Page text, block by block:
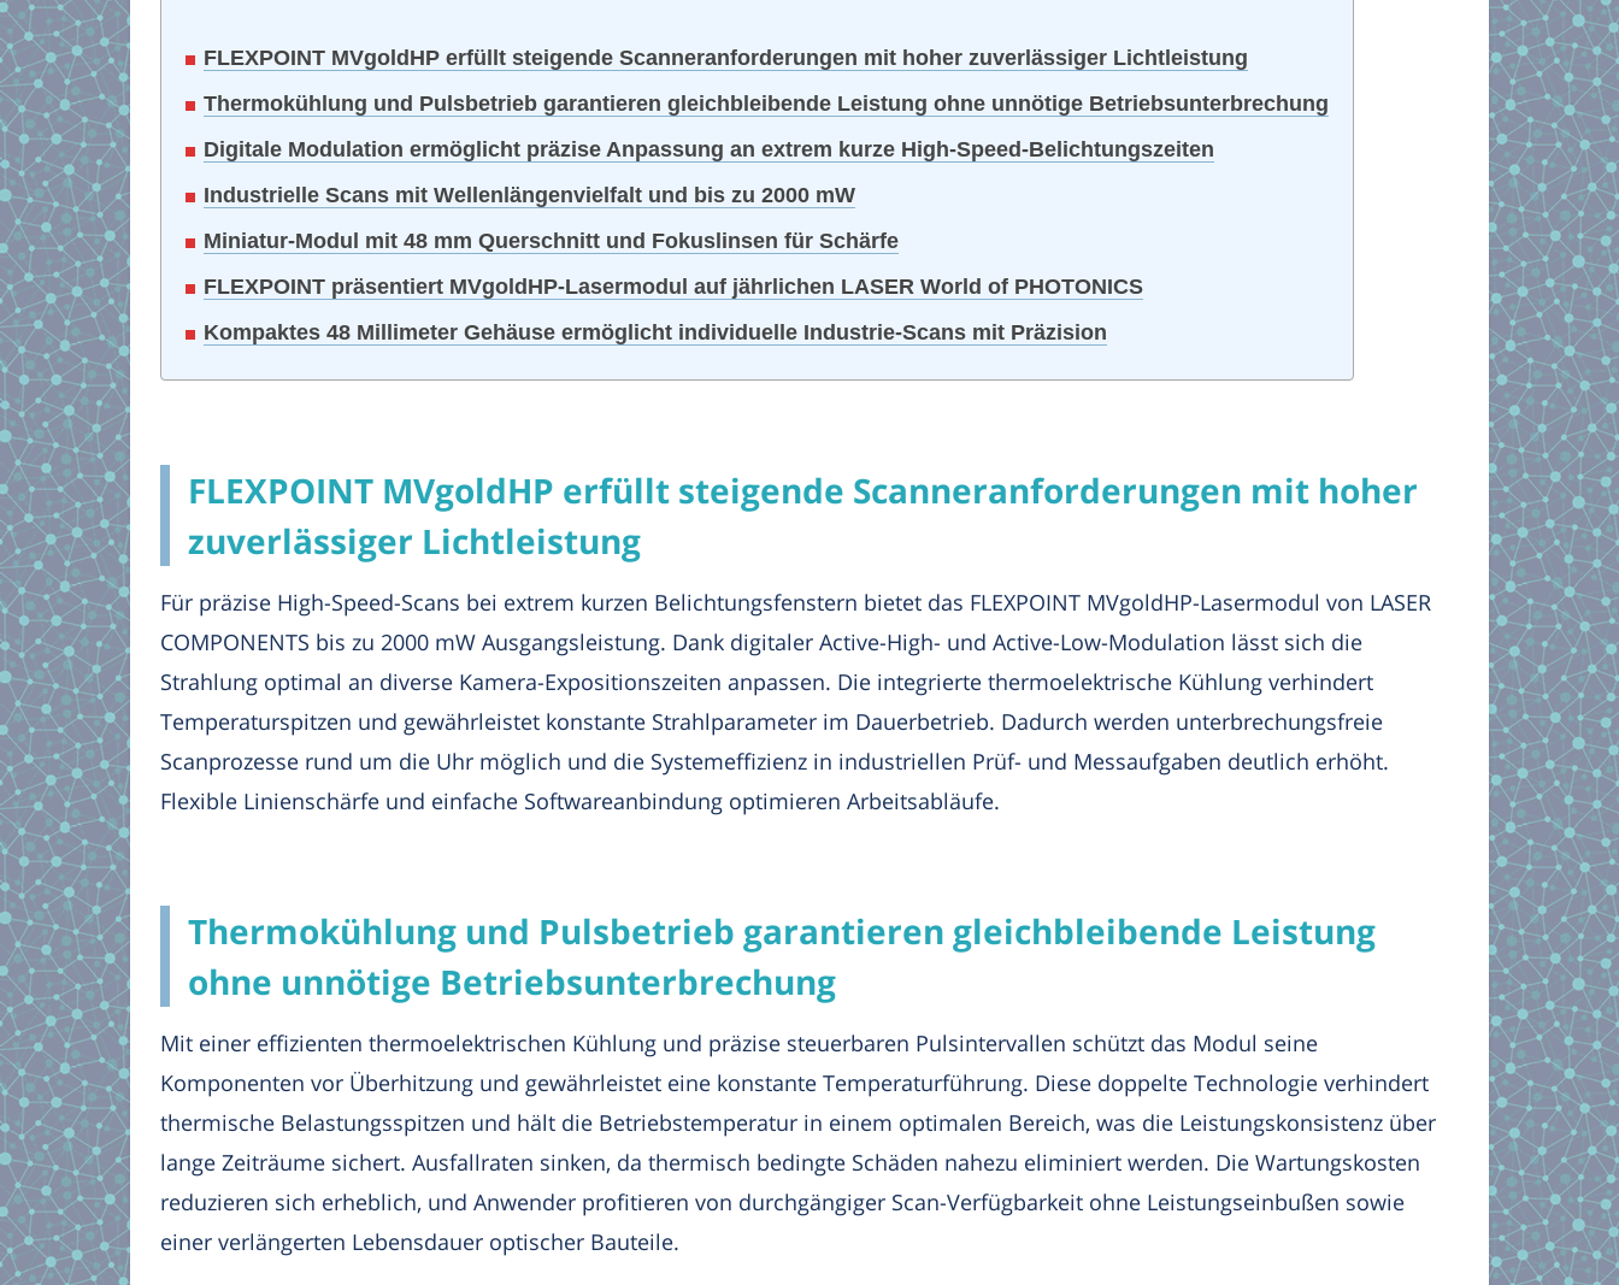
FLEXPOINT MVgoldHP erfüllt steigende Scanneranforderungen mit hoher zuverlässiger Lichtleistung
Thermokühlung und Pulsbetrieb garantieren gleichbleibende Leistung ohne unnötige Betriebsunterbrechung
Digitale Modulation ermöglicht präzise Anpassung an extrem kurze High-Speed-Belichtungszeiten
Industrielle Scans mit Wellenlängenvielfalt und bis zu 2000 mW
Miniatur-Modul mit 48 mm Querschnitt und Fokuslinsen für Schärfe
FLEXPOINT präsentiert MVgoldHP-Lasermodul auf jährlichen LASER World of PHOTONICS
Kompaktes 48 Millimeter Gehäuse ermöglicht individuelle Industrie-Scans mit Präzision
FLEXPOINT MVgoldHP erfüllt steigende Scanneranforderungen mit hoher
zuverlässiger Lichtleistung
Für präzise High-Speed-Scans bei extrem kurzen Belichtungsfenstern bietet das FLEXPOINT MVgoldHP-Lasermodul von LASER
COMPONENTS bis zu 2000 mW Ausgangsleistung. Dank digitaler Active-High- und Active-Low-Modulation lässt sich die
Strahlung optimal an diverse Kamera-Expositionszeiten anpassen. Die integrierte thermoelektrische Kühlung verhindert
Temperaturspitzen und gewährleistet konstante Strahlparameter im Dauerbetrieb. Dadurch werden unterbrechungsfreie
Scanprozesse rund um die Uhr möglich und die Systemeffizienz in industriellen Prüf- und Messaufgaben deutlich erhöht.
Flexible Linienschärfe und einfache Softwareanbindung optimieren Arbeitsabläufe.
Thermokühlung und Pulsbetrieb garantieren gleichbleibende Leistung
ohne unnötige Betriebsunterbrechung
Mit einer effizienten thermoelektrischen Kühlung und präzise steuerbaren Pulsintervallen schützt das Modul seine
Komponenten vor Überhitzung und gewährleistet eine konstante Temperaturführung. Diese doppelte Technologie verhindert
thermische Belastungsspitzen und hält die Betriebstemperatur in einem optimalen Bereich, was die Leistungskonsistenz über
lange Zeiträume sichert. Ausfallraten sinken, da thermisch bedingte Schäden nahezu eliminiert werden. Die Wartungskosten
reduzieren sich erheblich, und Anwender profitieren von durchgängiger Scan-Verfügbarkeit ohne Leistungseinbußen sowie
einer verlängerten Lebensdauer optischer Bauteile.